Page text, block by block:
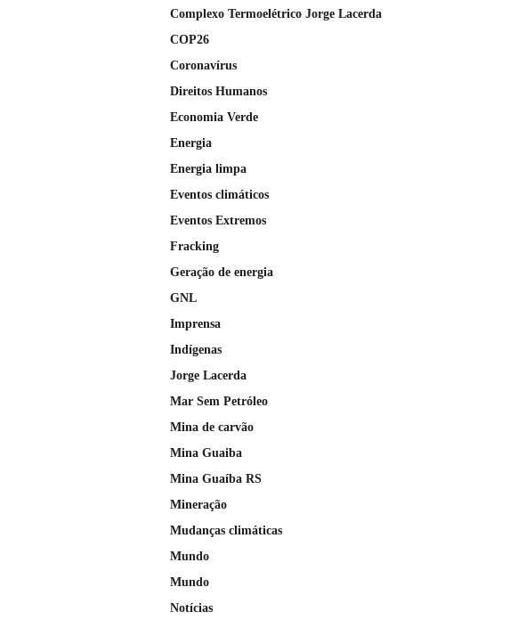
Complexo Termoelétrico Jorge Lacerda
COP26
Coronavírus
Direitos Humanos
Economia Verde
Energia
Energia limpa
Eventos climáticos
Eventos Extremos
Fracking
Geração de energia
GNL
Imprensa
Indígenas
Jorge Lacerda
Mar Sem Petróleo
Mina de carvão
Mina Guaiba
Mina Guaíba RS
Mineração
Mudanças climáticas
Mundo
Mundo
Notícias